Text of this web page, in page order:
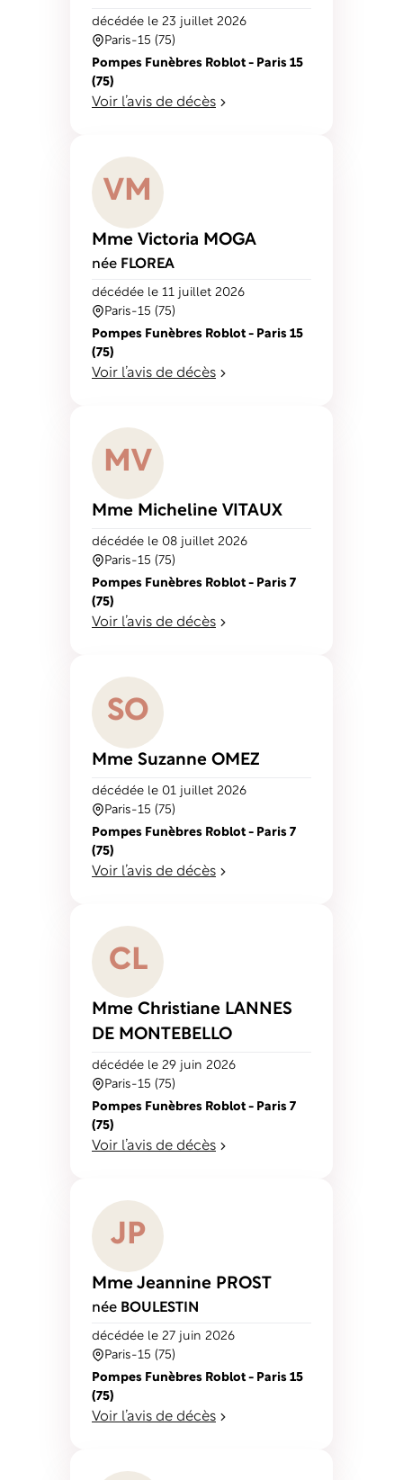
Paris-15 (75)
décédée le 23 juillet 2026
Pompes Funèbres Roblot - Paris 15
(75)
Voir l’avis de décès
V M
Mme Victoria MOGA
née FLOREA
Paris-15 (75)
décédée le 11 juillet 2026
Pompes Funèbres Roblot - Paris 15
(75)
Voir l’avis de décès
M V
Mme Micheline VITAUX
Paris-15 (75)
décédée le 08 juillet 2026
Pompes Funèbres Roblot - Paris 7
(75)
Voir l’avis de décès
SO
Mme Suzanne OMEZ
Paris-15 (75)
décédée le 01 juillet 2026
Pompes Funèbres Roblot - Paris 7
(75)
Voir l’avis de décès
C L
Mme Christiane LANNES
DE MONTEBELLO
Paris-15 (75)
décédée le 29 juin 2026
Pompes Funèbres Roblot - Paris 7
(75)
Voir l’avis de décès
J P
Mme Jeannine PROST
née BOULESTIN
Paris-15 (75)
décédée le 27 juin 2026
Pompes Funèbres Roblot - Paris 15
(75)
Voir l’avis de décès